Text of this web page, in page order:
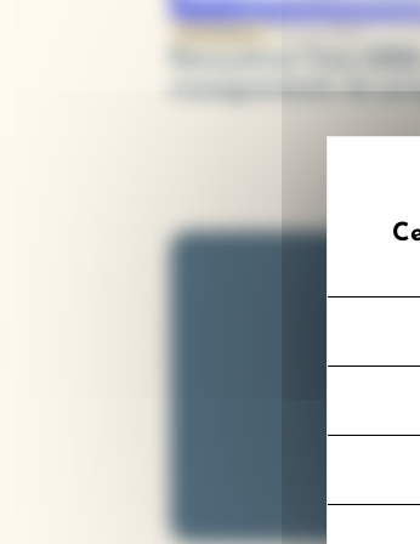
ÉVÉNEMENT 16 juin 2026
Rencontres Tims
enseignements du